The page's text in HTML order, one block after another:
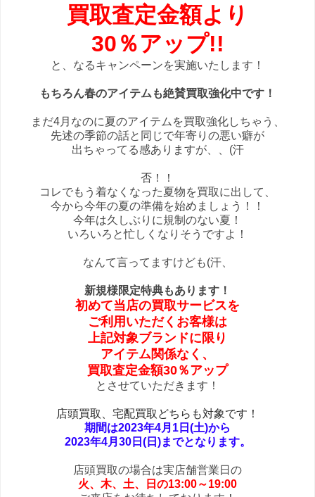
買取査定金額より
30％アップ!!
と、なるキャンペーンを実施いたします！
もちろん春のアイテムも絶賛買取強化中です！
まだ4月なのに夏のアイテムを買取強化しちゃう、
先述の季節の話と同じで年寄りの悪い癖が
出ちゃってる感ありますが、、(汗
否！！
コレでもう着なくなった夏物を買取に出して、
今から今年の夏の準備を始めましょう！！
今年は久しぶりに規制のない夏！
いろいろと忙しくなりそうですよ！
なんて言ってますけども(汗、
新規様限定特典もあります！
初めて当店の買取サービスを
ご利用いただくお客様は
上記対象ブランドに限り
アイテム関係なく、
買取査定金額30％アップ
とさせていただきます！
店頭買取、宅配買取どちらも対象です！
期間は2023年4月1日(土)から
2023年4月30日(日)までとなります。
店頭買取の場合は実店舗営業日の
火、木、土、日の13:00～19:00